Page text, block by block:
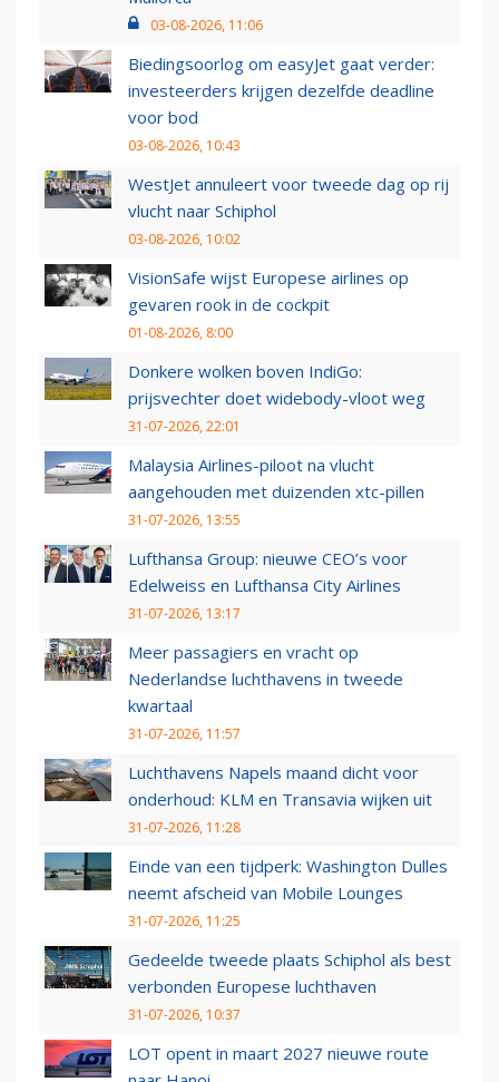
03-08-2026, 11:06
Biedingsoorlog om easyJet gaat verder:
investeerders krijgen dezelfde deadline
voor bod
03-08-2026, 10:43
WestJet annuleert voor tweede dag op rij
vlucht naar Schiphol
03-08-2026, 10:02
VisionSafe wijst Europese airlines op
gevaren rook in de cockpit
01-08-2026, 8:00
Donkere wolken boven IndiGo:
prijsvechter doet widebody-vloot weg
31-07-2026, 22:01
Malaysia Airlines-piloot na vlucht
aangehouden met duizenden xtc-pillen
31-07-2026, 13:55
Lufthansa Group: nieuwe CEO’s voor
Edelweiss en Lufthansa City Airlines
31-07-2026, 13:17
Meer passagiers en vracht op
Nederlandse luchthavens in tweede
kwartaal
31-07-2026, 11:57
Luchthavens Napels maand dicht voor
onderhoud: KLM en Transavia wijken uit
31-07-2026, 11:28
Einde van een tijdperk: Washington Dulles
neemt afscheid van Mobile Lounges
31-07-2026, 11:25
Gedeelde tweede plaats Schiphol als best
verbonden Europese luchthaven
31-07-2026, 10:37
LOT opent in maart 2027 nieuwe route